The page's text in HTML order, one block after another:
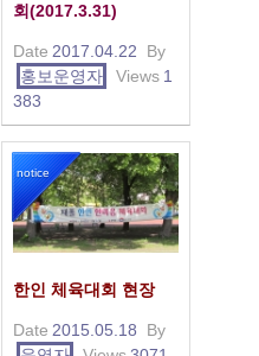
회(2017.3.31)
Date 2017.04.22
By
홍보운영자
Views 1
383
notice
한인 체육대회 현장
Date 2015.05.18
By